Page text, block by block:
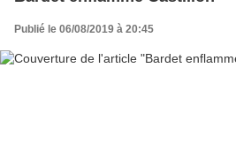
Publié le 06/08/2019 à 20:45